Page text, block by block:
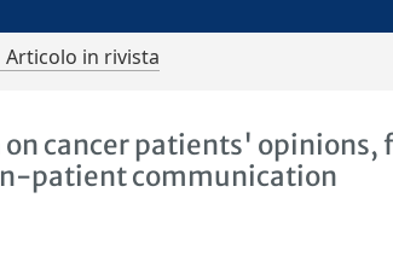
Articolo in rivista
cancer patients' opinions,
patient communication